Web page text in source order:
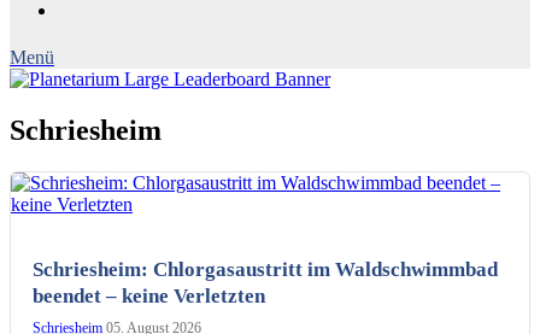
Schriesheim
Schriesheim: Chlorgasaustritt im Waldschwimmbad
beendet – keine Verletzten
Schriesheim 05. August 2026